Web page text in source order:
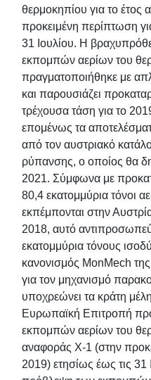
θερμοκηπίου για το έτος
προκειμένη περίπτωση
31 Ιουλίου. Η
εκπομπών αερίων του
πραγματοποιήθηκε με
και παρουσιάζει
τρέχουσα τάση για το
επομένως τα
από τον αυστριακό
ρύπανσης, ο οποίος θα
2021. Σύμφωνα με
80,4 εκατομμύρια τόνοι
εκπέμπονται στην
2018, αυτό
εκατομμύρια τόνους
κανονισμός MonMech
για τον μηχανισμό
υποχρεώνει τα κράτη
Ευρωπαϊκή Επιτροπή
εκπομπών αερίων του
αναφοράς X-1 (στην
2019) ετησίως έως τις